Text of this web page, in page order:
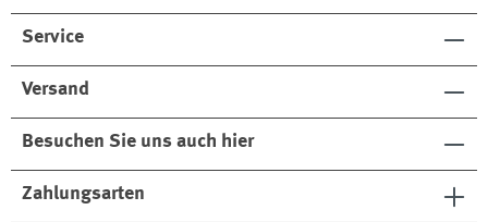
Service
Versand
Besuchen Sie uns auch hier
Zahlungsarten